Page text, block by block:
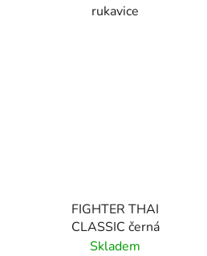
rukavice
FIGHTER THAI
CLASSIC černá
Skladem